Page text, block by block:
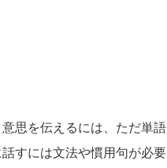
思を伝えるには、ただ単
すには文法や慣用句が必要